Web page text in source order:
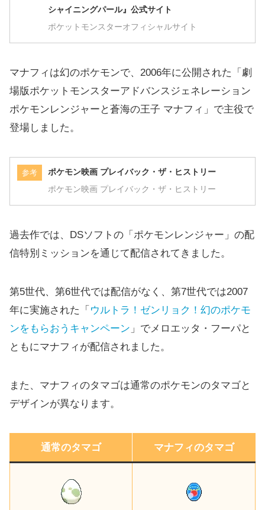
シャイニングパール』公式サイト
ポケットモンスターオフィシャルサイト
マナフィは幻のポケモンで、2006年に公開された「劇
場版ポケットモンスターアドバンスジェネレーション
ポケモンレンジャーと蒼海の王子 マナフィ」で主役で
登場しました。
参考 ポケモン映画 プレイバック・ザ・ヒストリー
ポケモン映画 プレイバック・ザ・ヒストリー
過去作では、DSソフトの「ポケモンレンジャー」の配
信特別ミッションを通じて配信されてきました。
第5世代、第6世代では配信がなく、第7世代では2007
年に実施された「 ウルトラ！ゼンリョク！幻のポケモ
ンをもらおうキャンペーン 」でメロエッタ・フーパと
ともにマナフィが配信されました。
また、マナフィのタマゴは通常のポケモンのタマゴと
デザインが異なります。
通常のタマゴ マナフィのタマゴ